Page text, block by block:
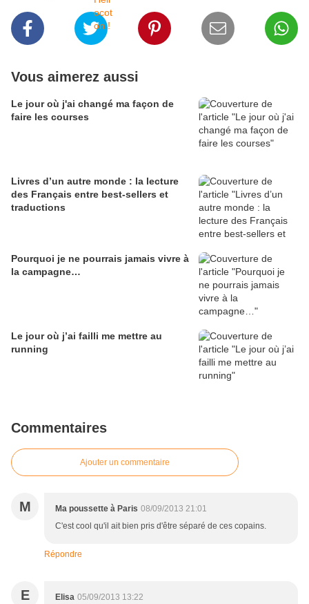
Vous aimerez aussi
Le jour où j'ai changé ma façon de
faire les courses
Livres d’un autre monde : la lecture
des Français entre best-sellers et
traductions
Pourquoi je ne pourrais jamais vivre à
la campagne…
Le jour où j’ai failli me mettre au
running
Commentaires
Ajouter un commentaire
M Ma poussette à Paris 08/09/2013 21:01
C'est cool qu'il ait bien pris d'être séparé de ces copains.
Répondre
E Elisa 05/09/2013 13:22